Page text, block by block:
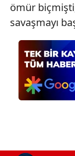
ilgili mevzuata
almak için lütfen
ömür
savaşmayı